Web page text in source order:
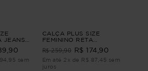
JEANS
sem
CALÇA PLUS SIZE
FEMININO RETA
ALFAIATARIA JONES Azul
G2
R$ 259,90 R$ 174,90
Em até 2x de R$ 87,45 sem
juros